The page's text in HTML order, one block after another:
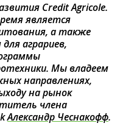
Credit Agricole.
является
а также
аграриев,
Мы владеем
направлениях,
на рынок
члена
Александр Чеснакофф.